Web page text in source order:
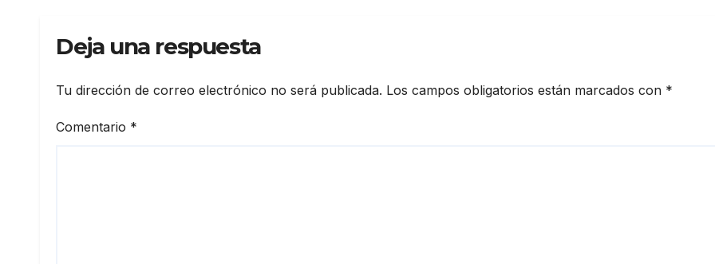
Deja una respuesta
Tu dirección de correo electrónico no será publicada. Los campos obligatorios están marcados con *
Comentario *